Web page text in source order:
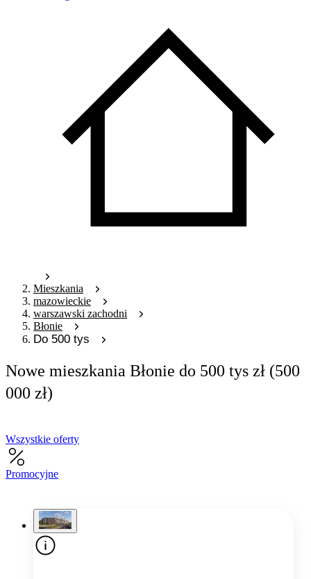
Mieszkania
mazowieckie
warszawski zachodni
Błonie
Do 500 tys
Nowe mieszkania Błonie do 500 tys zł (500
000 zł)
Wszystkie oferty
Promocyjne